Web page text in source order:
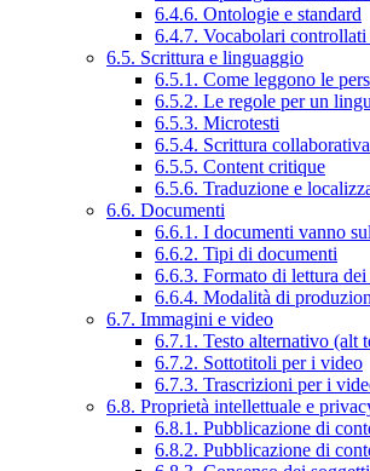
6.4.6. Ontologie e standard
6.4.7. Vocabolari controllati
6.5. Scrittura e linguaggio
6.5.1. Come leggono le
6.5.2. Le regole per un
6.5.3. Microtesti
6.5.4. Scrittura collaborativa
6.5.5. Content critique
6.5.6. Traduzione e
6.6. Documenti
6.6.1. I documenti vanno
6.6.2. Tipi di documenti
6.6.3. Formato di lettura
6.6.4. Modalità di
6.7. Immagini e video
6.7.1. Testo alternativo (alt
6.7.2. Sottotitoli per i video
6.7.3. Trascrizioni per i
6.8. Proprietà intellettuale e
6.8.1. Pubblicazione di
6.8.2. Pubblicazione di